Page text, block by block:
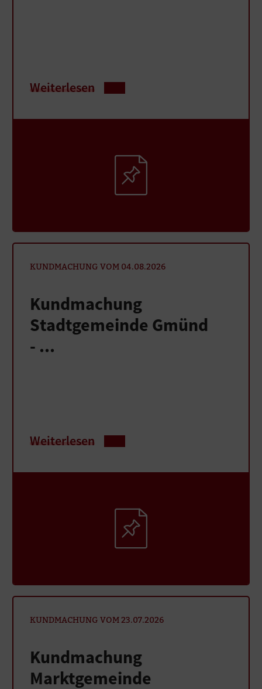
Weiterlesen
KUNDMACHUNG VOM 04.08.2026
Kundmachung
Stadtgemeinde Gmünd
- ...
Weiterlesen
KUNDMACHUNG VOM 23.07.2026
Kundmachung
Marktgemeinde